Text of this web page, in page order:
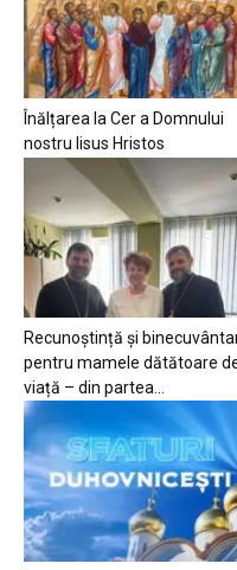
Înălțarea la Cer a Domnului
nostru Iisus Hristos
Recunoștință și
pentru mamele dătătoare
viață – din partea...